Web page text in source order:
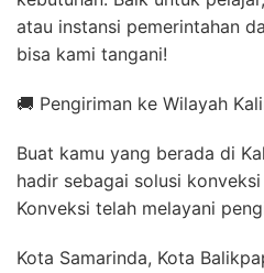
atau instansi pemerintahan
bisa kami tangani!
🚚 Pengiriman ke Wilayah
Buat kamu yang berada di
hadir sebagai solusi
Konveksi telah melayani
Kota Samarinda, Kota